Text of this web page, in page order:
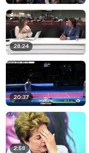
28:24
20:37
2:58